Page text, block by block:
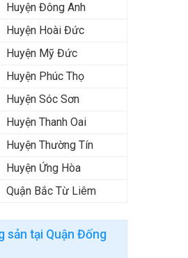
Huyện Đông Anh
Huyện Hoài Đức
Huyện Mỹ Đức
Huyện Phúc Thọ
Huyện Sóc Sơn
Huyện Thanh Oai
Huyện Thường Tín
Huyện Ứng Hòa
Quận Bắc Từ Liêm
sản tại Quận Đống